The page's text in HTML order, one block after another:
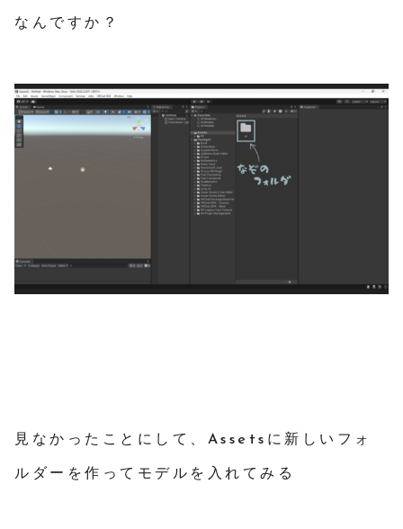
なんですか？
見なかったことにして、Assetsに新しいフォ
ルダーを作ってモデルを入れてみる